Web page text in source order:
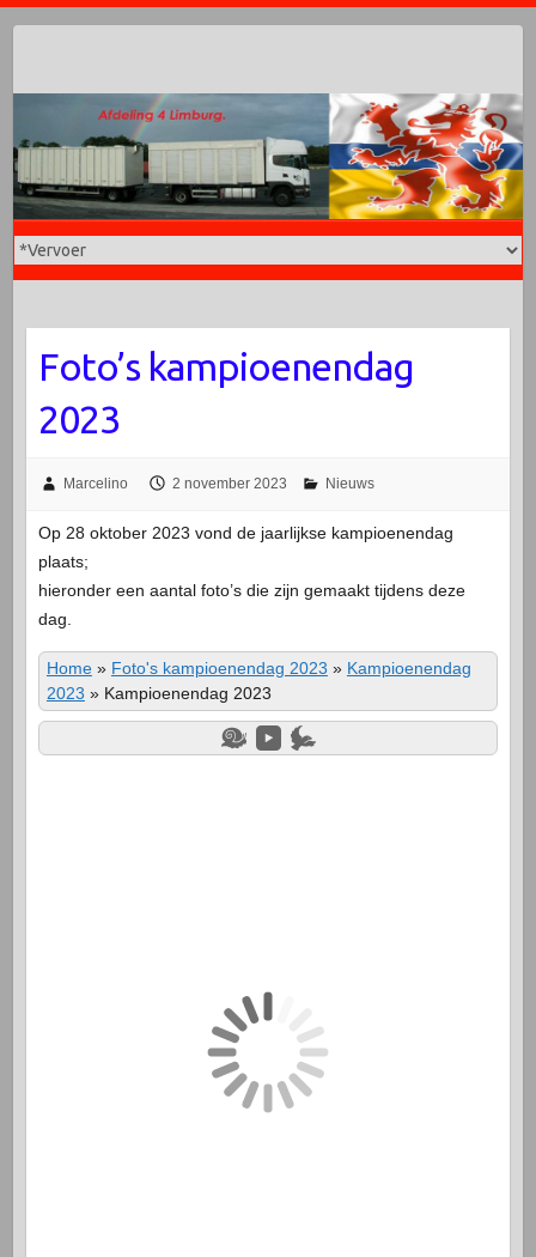
Foto’s kampioenendag
2023
Marcelino 2 november 2023 Nieuws
Op 28 oktober 2023 vond de jaarlijkse kampioenendag
plaats;
hieronder een aantal foto’s die zijn gemaakt tijdens deze
dag.
Home» Foto's kampioenendag 2023 » Kampioenendag
2023 » Kampioenendag 2023